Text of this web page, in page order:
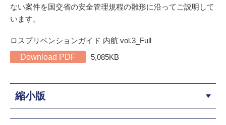
ない案件を国交省の安全管理規程の雛形に沿ってご説明して
います。
ロスプリベンションガイド 内航 vol.3_Full
Download PDF
5,085KB
縮小版